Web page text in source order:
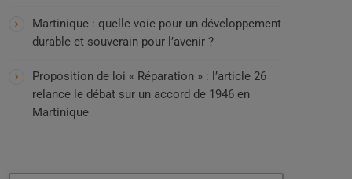
Martinique : quelle voie pour un développement
durable et souverain pour l’avenir ?
Proposition de loi « Réparation » : l’article 26
relance le débat sur un accord de 1946 en
Martinique